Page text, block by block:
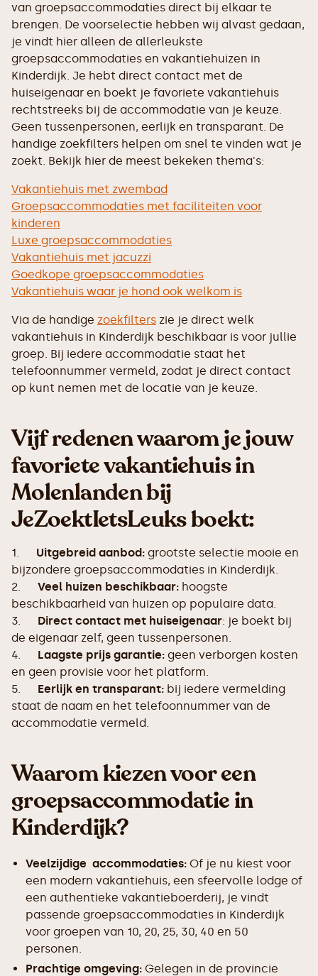
van groepsaccommodaties direct bij elkaar te
brengen. De voorselectie hebben wij alvast gedaan,
je vindt hier alleen de allerleukste
groepsaccommodaties en vakantiehuizen in
Kinderdijk. Je hebt direct contact met de
huiseigenaar en boekt je favoriete vakantiehuis
rechtstreeks bij de accommodatie van je keuze.
Geen tussenpersonen, eerlijk en transparant. De
handige zoekfilters helpen om snel te vinden wat je
zoekt. Bekijk hier de meest bekeken thema's:
Vakantiehuis met zwembad
Groepsaccommodaties met faciliteiten voor
kinderen
Luxe groepsaccommodaties
Vakantiehuis met jacuzzi
Goedkope groepsaccommodaties
Vakantiehuis waar je hond ook welkom is
Via de handige zoekfilters zie je direct welk
vakantiehuis in Kinderdijk beschikbaar is voor jullie
groep. Bij iedere accommodatie staat het
telefoonnummer vermeld, zodat je direct contact
op kunt nemen met de locatie van je keuze.
Vijf redenen waarom je jouw
favoriete vakantiehuis in
Molenlanden bij
JeZoektIetsLeuks boekt:
1. Uitgebreid aanbod: grootste selectie mooie en
bijzondere groepsaccommodaties in Kinderdijk.
2. Veel huizen beschikbaar: hoogste
beschikbaarheid van huizen op populaire data.
3. Direct contact met huiseigenaar: je boekt bij
de eigenaar zelf, geen tussenpersonen.
4. Laagste prijs garantie: geen verborgen kosten
en geen provisie voor het platform.
5. Eerlijk en transparant: bij iedere vermelding
staat de naam en het telefoonnummer van de
accommodatie vermeld.
Waarom kiezen voor een
groepsaccommodatie in
Kinderdijk?
Veelzijdige accommodaties: Of je nu kiest voor
een modern vakantiehuis, een sfeervolle lodge of
een authentieke vakantieboerderij, je vindt
passende groepsaccommodaties in Kinderdijk
voor groepen van 10, 20, 25, 30, 40 en 50
personen.
Prachtige omgeving: Gelegen in de provincie